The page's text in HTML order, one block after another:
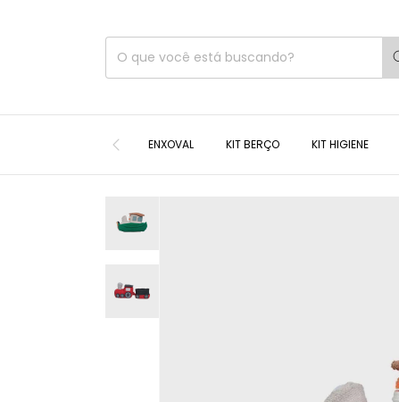
ENXOVAL KIT BERÇO KIT HIGIENE